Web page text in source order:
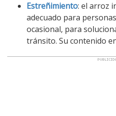
Estreñimiento: el arroz
adecuado para
ocasional, para
tránsito. Su contenido